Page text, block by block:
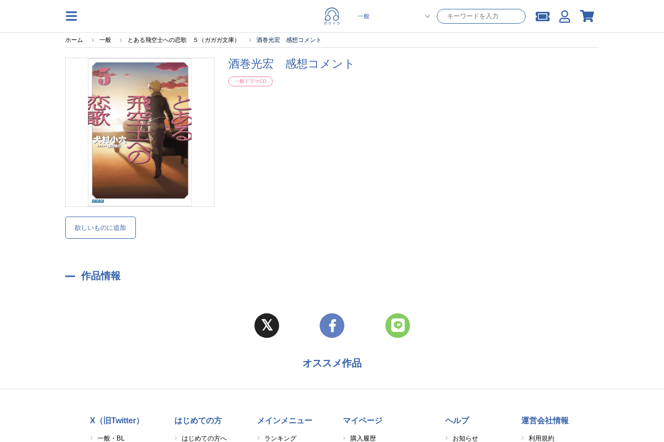
ホーム 一般 とある飛空士への恋歌 ５（ガガガ文庫） 酒巻光宏 感想コメント
欲しいものに追加
酒巻光宏 感想コメント
一般ドラマCD
作品情報
オススメ作品
X（旧Twitter）
一般・BL
はじめての方
はじめての方へ
メインメニュー
ランキング
マイページ
購入履歴
ヘルプ
お知らせ
運営会社情報
利用規約